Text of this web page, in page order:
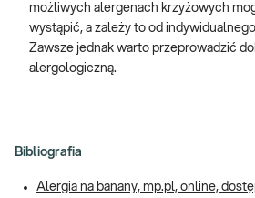
możliwych alergenach krzyżowych
wystąpić, a zależy to od
Zawsze jednak warto przeprowadzić
alergologiczną.
Bibliografia
Alergia na banany, mp.pl, online,